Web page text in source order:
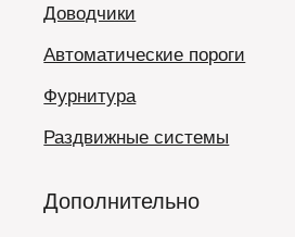
Доводчики
Автоматические пороги
Фурнитура
Раздвижные системы
Дополнительно